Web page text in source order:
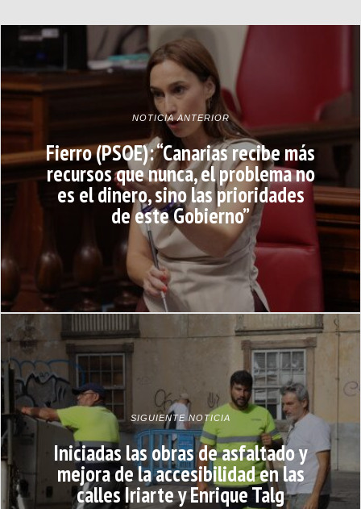
NOTICIA ANTERIOR
Fierro (PSOE): “Canarias recibe más
recursos que nunca, el problema no
es el dinero, sino las prioridades
de este Gobierno”
SIGUIENTE NOTICIA
Iniciadas las obras de asfaltado y
mejora de la accesibilidad en las
calles Iriarte y Enrique Talg